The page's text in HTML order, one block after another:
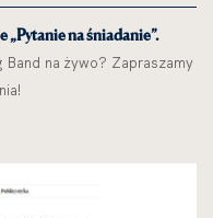
na śniadanie”.
Band na żywo? Zapraszamy